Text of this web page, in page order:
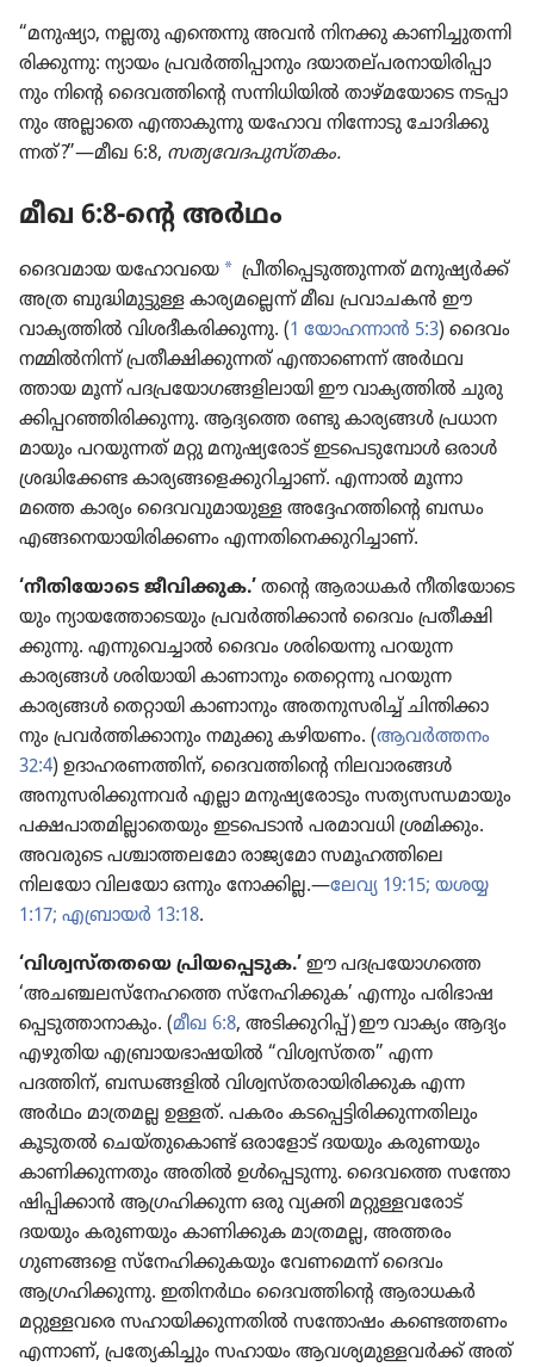
“മനുഷ്യാ, നല്ലതു എന്തെന്നു അവൻ നിനക്കു കാണി​ച്ചു​ത​ന്നി​
രി​ക്കു​ന്നു: ന്യായം പ്രവർത്തി​പ്പാ​നും ദയാത​ല്‌പ​ര​നാ​യി​രി​പ്പാ​
നും നിന്റെ ദൈവ​ത്തി​ന്റെ സന്നിധി​യിൽ താഴ്‌മ​യോ​ടെ നടപ്പാ​
നും അല്ലാതെ എന്താകു​ന്നു യഹോവ നിന്നോ​ടു ചോദി​ക്കു​
ന്നത്‌?”—മീഖ 6:8, സത്യ​വേ​ദ​പു​സ്‌തകം.
മീഖ 6:8-ന്റെ അർഥം
ദൈവ​മായ യഹോവയെ a പ്രീതി​പ്പെ​ടു​ത്തു​ന്നത്‌ മനുഷ്യർക്ക്‌
അത്ര ബുദ്ധി​മു​ട്ടുള്ള കാര്യ​മ​ല്ലെന്ന്‌ മീഖ പ്രവാ​ചകൻ ഈ
വാക്യ​ത്തിൽ വിശദീ​ക​രി​ക്കു​ന്നു. (1 യോഹ​ന്നാൻ 5:3) ദൈവം
നമ്മിൽനിന്ന്‌ പ്രതീ​ക്ഷി​ക്കു​ന്നത്‌ എന്താ​ണെന്ന്‌ അർഥവ​
ത്തായ മൂന്ന്‌ പദപ്ര​യോ​ഗ​ങ്ങ​ളി​ലാ​യി ഈ വാക്യ​ത്തിൽ ചുരു​
ക്കി​പ്പ​റ​ഞ്ഞി​രി​ക്കു​ന്നു. ആദ്യത്തെ രണ്ടു കാര്യങ്ങൾ പ്രധാ​ന​
മാ​യും പറയു​ന്നത്‌ മറ്റു മനുഷ്യ​രോട്‌ ഇടപെ​ടു​മ്പോൾ ഒരാൾ
ശ്രദ്ധി​ക്കേണ്ട കാര്യ​ങ്ങ​ളെ​ക്കു​റി​ച്ചാണ്‌. എന്നാൽ മൂന്നാ​
മത്തെ കാര്യം ദൈവ​വു​മാ​യുള്ള അദ്ദേഹ​ത്തി​ന്റെ ബന്ധം
എങ്ങനെ​യാ​യി​രി​ക്കണം എന്നതി​നെ​ക്കു​റി​ച്ചാണ്‌.
‘നീതി​യോ​ടെ ജീവി​ക്കുക.’ തന്റെ ആരാധകർ നീതി​യോ​ടെ​
യും ന്യായ​ത്തോ​ടെ​യും പ്രവർത്തി​ക്കാൻ ദൈവം പ്രതീ​ക്ഷി​
ക്കു​ന്നു. എന്നു​വെ​ച്ചാൽ ദൈവം ശരി​യെന്നു പറയുന്ന
കാര്യങ്ങൾ ശരിയാ​യി കാണാ​നും തെറ്റെന്നു പറയുന്ന
കാര്യങ്ങൾ തെറ്റായി കാണാ​നും അതനു​സ​രിച്ച്‌ ചിന്തി​ക്കാ​
നും പ്രവർത്തി​ക്കാ​നും നമുക്കു കഴിയണം. (ആവർത്തനം
32:4) ഉദാഹ​ര​ണ​ത്തിന്‌, ദൈവ​ത്തി​ന്റെ നിലവാ​രങ്ങൾ
അനുസ​രി​ക്കു​ന്നവർ എല്ലാ മനുഷ്യ​രോ​ടും സത്യസ​ന്ധ​മാ​യും
പക്ഷപാ​ത​മി​ല്ലാ​തെ​യും ഇടപെ​ടാൻ പരമാ​വധി ശ്രമി​ക്കും.
അവരുടെ പശ്ചാത്ത​ല​മോ രാജ്യ​മോ സമൂഹ​ത്തി​ലെ
നിലയോ വിലയോ ഒന്നും നോക്കില്ല.—ലേവ്യ 19:15; യശയ്യ
1:17; എബ്രായർ 13:18.
‘വിശ്വ​സ്‌ത​തയെ പ്രിയ​പ്പെ​ടുക.’ ഈ പദപ്ര​യോ​ഗത്തെ
‘അചഞ്ചല​സ്‌നേ​ഹത്തെ സ്‌നേ​ഹി​ക്കുക’ എന്നും പരിഭാ​ഷ​
പ്പെ​ടു​ത്താ​നാ​കും. (മീഖ 6:8, അടിക്കു​റിപ്പ്‌) ഈ വാക്യം ആദ്യം
എഴുതിയ എബ്രാ​യ​ഭാ​ഷ​യിൽ “വിശ്വ​സ്‌തത” എന്ന
പദത്തിന്‌, ബന്ധങ്ങളിൽ വിശ്വ​സ്‌ത​രാ​യി​രി​ക്കുക എന്ന
അർഥം മാത്രമല്ല ഉള്ളത്‌. പകരം കടപ്പെ​ട്ടി​രി​ക്കു​ന്ന​തി​ലും
കൂടുതൽ ചെയ്‌തു​കൊണ്ട്‌ ഒരാ​ളോട്‌ ദയയും കരുണ​യും
കാണി​ക്കു​ന്ന​തും അതിൽ ഉൾപ്പെ​ടു​ന്നു. ദൈവത്തെ സന്തോ​
ഷി​പ്പി​ക്കാൻ ആഗ്രഹി​ക്കുന്ന ഒരു വ്യക്തി മറ്റുള്ള​വ​രോട്‌
ദയയും കരുണ​യും കാണി​ക്കുക മാത്രമല്ല, അത്തരം
ഗുണങ്ങളെ സ്‌നേ​ഹി​ക്കു​ക​യും വേണ​മെന്ന്‌ ദൈവം
ആഗ്രഹി​ക്കു​ന്നു. ഇതിനർഥം ദൈവ​ത്തി​ന്റെ ആരാധകർ
മറ്റുള്ള​വരെ സഹായി​ക്കു​ന്ന​തിൽ സന്തോഷം കണ്ടെത്തണം
എന്നാണ്‌, പ്രത്യേ​കി​ച്ചും സഹായം ആവശ്യ​മു​ള്ള​വർക്ക്‌ അത്‌